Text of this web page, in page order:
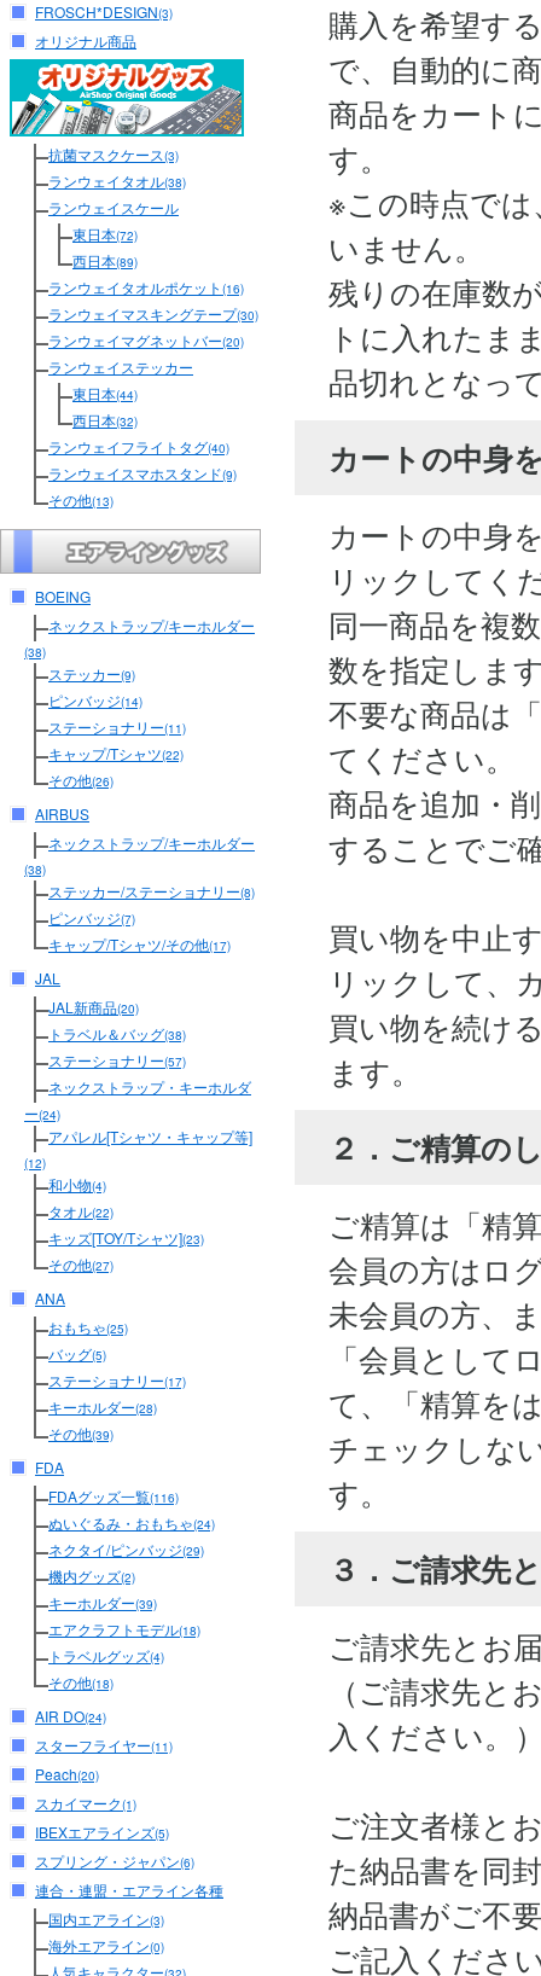
FROSCH*DESIGN(3)
オリジナル商品
抗菌マスクケース(3)
ランウェイタオル(38)
ランウェイスケール
東日本(72)
西日本(89)
ランウェイタオルポケット (16)
ランウェイマスキングテープ(30)
ランウェイマグネットバー(20)
ランウェイステッカー
東日本(44)
西日本(32)
ランウェイフライトタグ(40)
ランウェイスマホスタンド(9)
その他(13)
BOEING
ネックストラップ/キーホルダー
(38)
ステッカー(9)
ピンバッジ(14)
ステーショナリー(11)
キャップ/Tシャツ(22)
その他(26)
AIRBUS
ネックストラップ/キーホルダー
(38)
ステッカー/ステーショナリー(8)
ピンバッジ(7)
キャップ/Tシャツ/その他(17)
JAL
JAL新商品(20)
トラベル＆バッグ(38)
ステーショナリー(57)
ネックストラップ・キーホルダ
ー(24)
アパレル[Tシャツ・キャップ等]
(12)
和小物(4)
タオル(22)
キッズ[TOY/Tシャツ](23)
その他(27)
ANA
おもちゃ(25)
バッグ(5)
ステーショナリー(17)
キーホルダー(28)
その他(39)
FDA
FDAグッズ一覧(116)
ぬいぐるみ・おもちゃ(24)
ネクタイ/ピンバッジ(29)
機内グッズ(2)
キーホルダー(39)
エアクラフトモデル(18)
トラベルグッズ(4)
その他(18)
AIR DO(24)
スターフライヤー(11)
Peach(20)
スカイマーク(1)
IBEXエアラインズ(5)
スプリング・ジャパン(6)
連合・連盟・エアライン各種
国内エアライン(3)
海外エアライン(0)
購入を希望す
で、自動的に
商品をカート
す。
※この時点で
いません。
残りの在庫数
トに入れたま
品切れとなっ
カートの中身
カートの中身
リックしてく
同一商品を複
数を指定しま
不要な商品は
てください。
商品を追加・
することでご
買い物を中止
リックして、
買い物を続け
ます。
２．ご精算の
ご精算は「精
会員の方はロ
未会員の方、
「会員として
て、「精算を
チェックしな
す。
３．ご請求先
ご請求先とお
（ご請求先と
入ください。
ご注文者様と
た納品書を同
納品書がご不
ご記入くださ